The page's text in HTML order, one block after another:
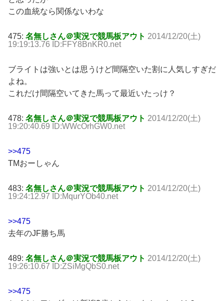
この血統なら関係ないわな
475: 名無しさん＠実況で競馬板アウト 2014/12/20(土)
19:19:13.76 ID:FFY8BnKR0.net
ブライトは強いとは思うけど間隔空いた割に人気しすぎだ
よね。
これだけ間隔空いてきた馬って最近いたっけ？
478: 名無しさん＠実況で競馬板アウト 2014/12/20(土)
19:20:40.69 ID:WWcOrhGW0.net
>>475
TMおーしゃん
483: 名無しさん＠実況で競馬板アウト 2014/12/20(土)
19:24:12.97 ID:MqurYOb40.net
>>475
去年のJF勝ち馬
489: 名無しさん＠実況で競馬板アウト 2014/12/20(土)
19:26:10.67 ID:ZSiMgQbS0.net
>>475